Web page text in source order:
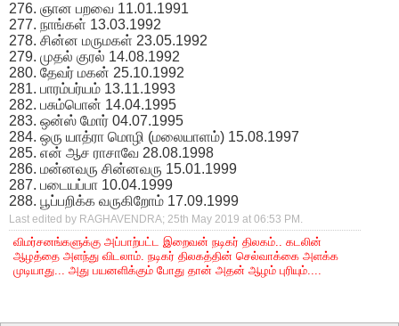
276. ஞான பறவை 11.01.1991
277. நாங்கள் 13.03.1992
278. சின்ன மருமகள் 23.05.1992
279. முதல் குரல் 14.08.1992
280. தேவர் மகன் 25.10.1992
281. பாரம்பர்யம் 13.11.1993
282. பசும்பொன் 14.04.1995
283. ஒன்ஸ் மோர் 04.07.1995
284. ஒரு யாத்ரா மொழி (மலையாளம்) 15.08.1997
285. என் ஆச ராசாவே 28.08.1998
286. மன்னவரு சின்னவரு 15.01.1999
287. படையப்பா 10.04.1999
288. பூப்பறிக்க வருகிறோம் 17.09.1999
Last edited by RAGHAVENDRA; 25th May 2019 at 06:53 PM
விமர்சனங்களுக்கு அப்பாற்பட்ட இறைவன் நடிகர் திலகம்.. கடலின்
ஆழத்தை அளந்து விடலாம். நடிகர் திலகத்தின் செல்வாக்கை அளக்க
முடியாது... அது பயனளிக்கும் போது தான் அதன் ஆழம் புரியும்....